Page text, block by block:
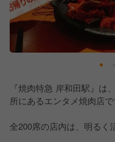
『焼肉特急 岸和田駅』は
所にあるエンタメ焼肉店で
全200席の店内は、明るく